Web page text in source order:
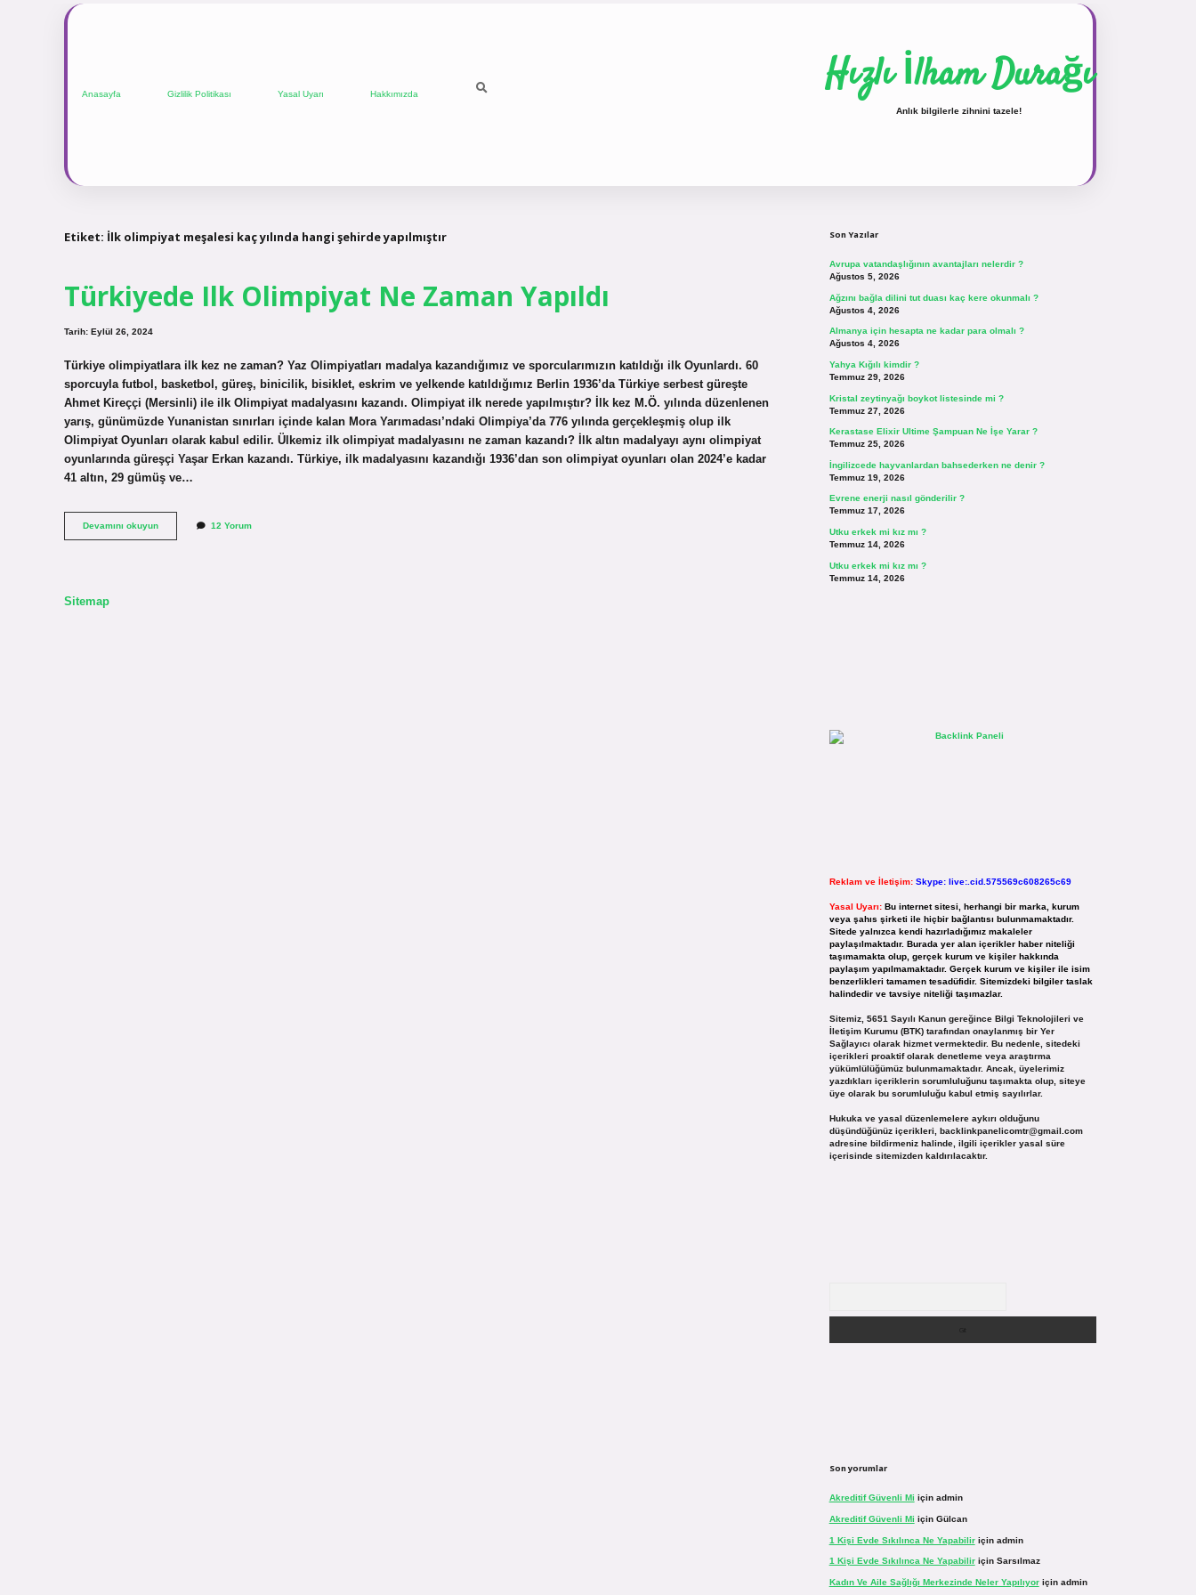
Anasayfa Gizlilik Politikası Yasal Uyarı Hakkımızda Hızlı İlham Durağı
Anlık bilgilerle zihnini tazele!
Etiket: İlk olimpiyat meşalesi kaç yılında hangi şehirde yapılmıştır
Türkiyede Ilk Olimpiyat Ne Zaman Yapıldı
Tarih: Eylül 26, 2024
Türkiye olimpiyatlara ilk kez ne zaman? Yaz Olimpiyatları madalya kazandığımız ve sporcularımızın katıldığı ilk Oyunlardı. 60
sporcuyla futbol, ​​basketbol, ​​güreş, binicilik, bisiklet, eskrim ve yelkende katıldığımız Berlin 1936’da Türkiye serbest güreşte
Ahmet Kireççi (Mersinli) ile ilk Olimpiyat madalyasını kazandı. Olimpiyat ilk nerede yapılmıştır? İlk kez M.Ö. yılında düzenlenen
yarış, günümüzde Yunanistan sınırları içinde kalan Mora Yarımadası’ndaki Olimpiya’da 776 yılında gerçekleşmiş olup ilk
Olimpiyat Oyunları olarak kabul edilir. Ülkemiz ilk olimpiyat madalyasını ne zaman kazandı? İlk altın madalyayı aynı olimpiyat
oyunlarında güreşçi Yaşar Erkan kazandı. Türkiye, ilk madalyasını kazandığı 1936’dan son olimpiyat oyunları olan 2024’e kadar
41 altın, 29 gümüş ve…
Devamını okuyunTürkiyede
Ilk
12 Yorum
Sitemap
Son Yazılar
Avrupa vatandaşlığının avantajları nelerdir ?
Ağustos 5, 2026
Ağzını bağla dilini tut duası kaç kere okunmalı ?
Ağustos 4, 2026
Almanya için hesapta ne kadar para olmalı ?
Ağustos 4, 2026
Yahya Kığılı kimdir ?
Temmuz 29, 2026
Kristal zeytinyağı boykot listesinde mi ?
Temmuz 27, 2026
Kerastase Elixir Ultime Şampuan Ne İşe Yarar ?
Temmuz 25, 2026
İngilizcede hayvanlardan bahsederken ne denir ?
Temmuz 19, 2026
Evrene enerji nasıl gönderilir ?
Temmuz 17, 2026
Utku erkek mi kız mı ?
Temmuz 14, 2026
Utku erkek mi kız mı ?
Temmuz 14, 2026
Reklam ve İletişim: Skype: live:.cid.575569c608265c69
Yasal Uyarı: Bu internet sitesi, herhangi bir marka, kurum
veya şahıs şirketi ile hiçbir bağlantısı bulunmamaktadır.
Sitede yalnızca kendi hazırladığımız makaleler
paylaşılmaktadır. Burada yer alan içerikler haber niteliği
taşımamakta olup, gerçek kurum ve kişiler hakkında
paylaşım yapılmamaktadır. Gerçek kurum ve kişiler ile isim
benzerlikleri tamamen tesadüfidir. Sitemizdeki bilgiler taslak
halindedir ve tavsiye niteliği taşımazlar.
Sitemiz, 5651 Sayılı Kanun gereğince Bilgi Teknolojileri ve
İletişim Kurumu (BTK) tarafından onaylanmış bir Yer
Sağlayıcı olarak hizmet vermektedir. Bu nedenle, sitedeki
içerikleri proaktif olarak denetleme veya araştırma
yükümlülüğümüz bulunmamaktadır. Ancak, üyelerimiz
yazdıkları içeriklerin sorumluluğunu taşımakta olup, siteye
üye olarak bu sorumluluğu kabul etmiş sayılırlar.
Hukuka ve yasal düzenlemelere aykırı olduğunu
düşündüğünüz içerikleri, backlinkpanelicomtr@gmail.com
adresine bildirmeniz halinde, ilgili içerikler yasal süre
içerisinde sitemizden kaldırılacaktır.
Son yorumlar
Akreditif Güvenli Mi için admin
Akreditif Güvenli Mi için Gülcan
1 Kişi Evde Sıkılınca Ne Yapabiliriçin admin
1 Kişi Evde Sıkılınca Ne Yapabiliriçin Sarsılmaz
Kadın Ve Aile Sağlığı Merkezinde Neler Yapılıyoriçin admin